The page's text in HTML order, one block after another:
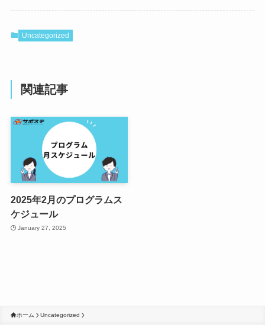
Uncategorized
関連記事
2025年2月のプログラムス
ケジュール
January 27, 2025
ホーム Uncategorized